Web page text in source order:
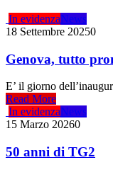
In evidenzaNews
18 Settembre 20250
Genova, tutto
E’ il giorno
Read More
In evidenzaNews
15 Marzo 20260
50 anni di TG2